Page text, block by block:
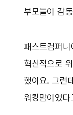
부모들이 감
패스트컴퍼
혁신적으로
했어요. 그런
워킹맘이었